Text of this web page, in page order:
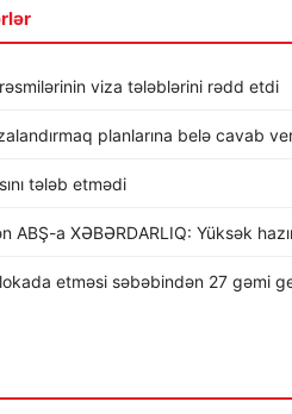
viza tələblərini rədd etdi
planlarına belə cavab
tələb etmədi
ABŞ-a XƏBƏRDARLIQ: Yüksək
etməsi səbəbindən 27 gəmi